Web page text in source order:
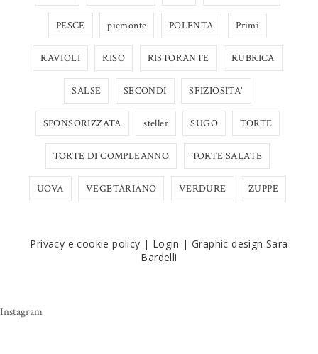
PESCE piemonte POLENTA Primi
RAVIOLI RISO RISTORANTE RUBRICA
SALSE SECONDI SFIZIOSITA'
SPONSORIZZATA steller SUGO TORTE
TORTE DI COMPLEANNO TORTE SALATE
UOVA VEGETARIANO VERDURE ZUPPE
Privacy e cookie policy | Login | Graphic design Sara
Bardelli
Instagram